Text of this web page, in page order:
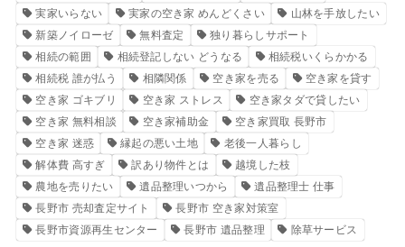
実家いらない
実家の空き家 めんどくさい
山林を手放したい
新築ノイローゼ
無料査定
独り暮らしサポート
相続の範囲
相続登記しない どうなる
相続税いくらかかる
相続税 誰が払う
相隣関係 空き家を売る
空き家を貸す
空き家 ゴキブリ
空き家 ストレス
空き家タダで貸したい
空き家 無料相談
空き家補助金
空き家買取 長野市
空き家 迷惑
縁起の悪い土地
老後一人暮らし
解体費 高すぎ
訳あり物件とは
越境した枝
農地を売りたい
遺品整理いつから
遺品整理士 仕事
長野市 売却査定サイト
長野市 空き家対策室
長野市資源再生センター
長野市 遺品整理 除草サービス